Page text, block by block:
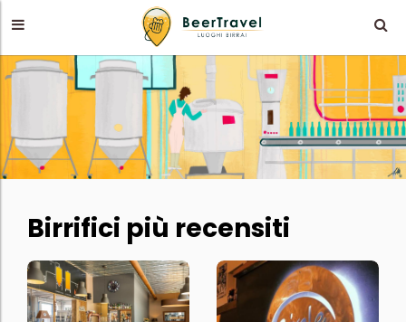
Birrifici più recensiti